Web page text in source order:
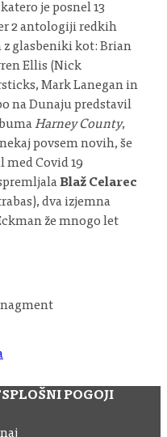
katero je posnel 13
2 antologiji redkih
z glasbeniki kot: Brian
Ellis (Nick
Mark Lanegan in
na Dunaju predstavil
Harney County,
povsem novih, še
Covid 19
Blaž Celarec
dva izjemna
že mnogo let
SPLOŠNI POGOJI